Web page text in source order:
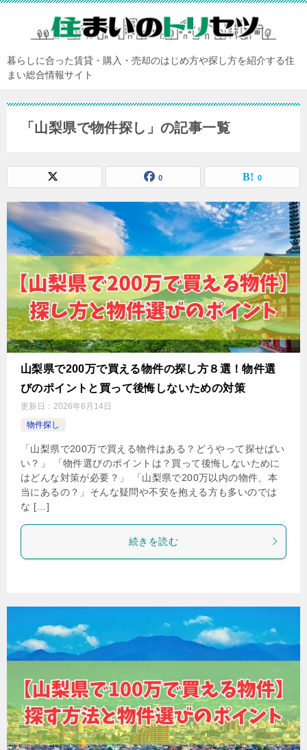
暮らしに合った賃貸・購入・売却のはじめ方や探し方を紹介する住
まい総合情報サイト
「山梨県で物件探し」の記事一覧
0 0
山梨県で200万で買える物件の探し方８選！物件選
びのポイントと買って後悔しないための対策
更新日： 2026年6月14日
物件探し
「山梨県で200万で買える物件はある？どうやって探せばい
い？」 「物件選びのポイントは？買って後悔しないために
はどんな対策が必要？」 「山梨県で200万以内の物件、本
当にあるの？」そんな疑問や不安を抱える方も多いのでは
な […]
続きを読む